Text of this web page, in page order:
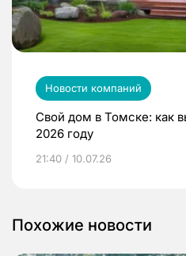
Новости компаний
Свой дом в Томске: как
2026 году
21:40 / 10.07.26
Похожие новости